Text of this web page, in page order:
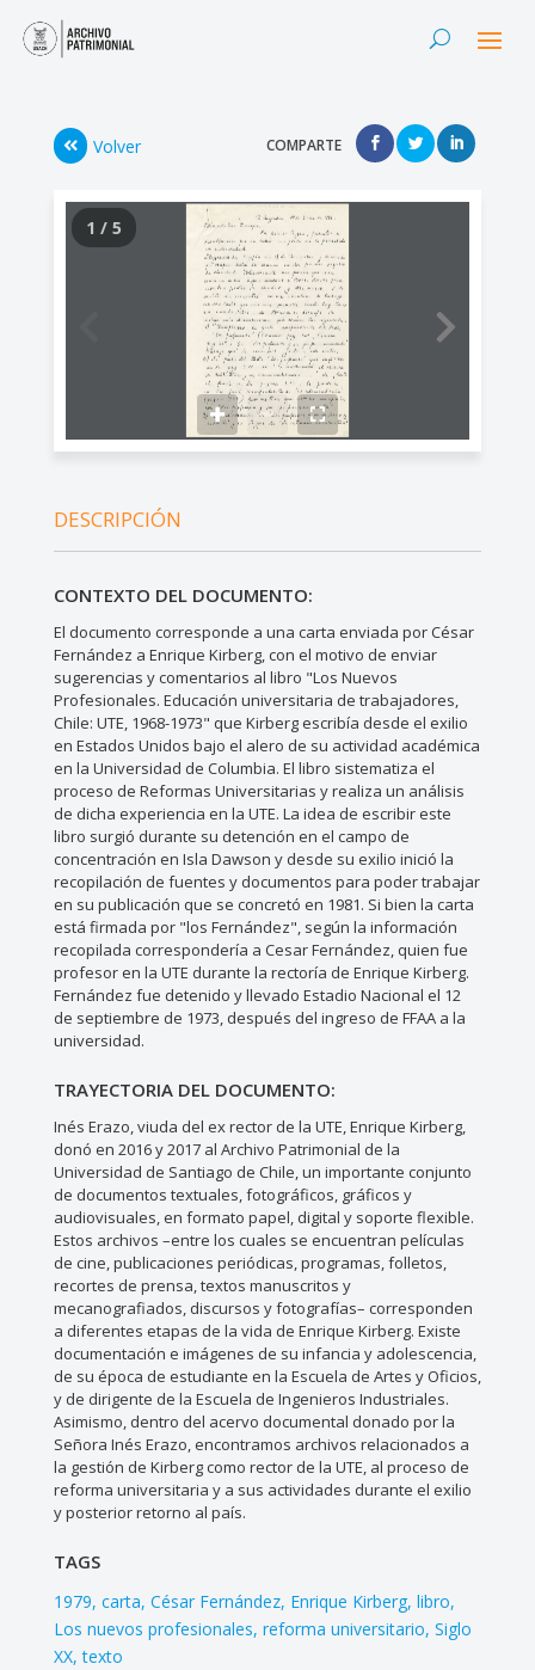
Volver COMPARTE
1 / 5
DESCRIPCIÓN
CONTEXTO DEL DOCUMENTO:
El documento corresponde a una carta enviada por César
Fernández a Enrique Kirberg, con el motivo de enviar
sugerencias y comentarios al libro "Los Nuevos
Profesionales. Educación universitaria de trabajadores,
Chile: UTE, 1968-1973" que Kirberg escribía desde el exilio
en Estados Unidos bajo el alero de su actividad académica
en la Universidad de Columbia. El libro sistematiza el
proceso de Reformas Universitarias y realiza un análisis
de dicha experiencia en la UTE. La idea de escribir este
libro surgió durante su detención en el campo de
concentración en Isla Dawson y desde su exilio inició la
recopilación de fuentes y documentos para poder trabajar
en su publicación que se concretó en 1981. Si bien la carta
está firmada por "los Fernández", según la información
recopilada correspondería a Cesar Fernández, quien fue
profesor en la UTE durante la rectoría de Enrique Kirberg.
Fernández fue detenido y llevado Estadio Nacional el 12
de septiembre de 1973, después del ingreso de FFAA a la
universidad.
TRAYECTORIA DEL DOCUMENTO:
Inés Erazo, viuda del ex rector de la UTE, Enrique Kirberg,
donó en 2016 y 2017 al Archivo Patrimonial de la
Universidad de Santiago de Chile, un importante conjunto
de documentos textuales, fotográficos, gráficos y
audiovisuales, en formato papel, digital y soporte flexible.
Estos archivos –entre los cuales se encuentran películas
de cine, publicaciones periódicas, programas, folletos,
recortes de prensa, textos manuscritos y
mecanografiados, discursos y fotografías– corresponden
a diferentes etapas de la vida de Enrique Kirberg. Existe
documentación e imágenes de su infancia y adolescencia,
de su época de estudiante en la Escuela de Artes y Oficios,
y de dirigente de la Escuela de Ingenieros Industriales.
Asimismo, dentro del acervo documental donado por la
Señora Inés Erazo, encontramos archivos relacionados a
la gestión de Kirberg como rector de la UTE, al proceso de
reforma universitaria y a sus actividades durante el exilio
y posterior retorno al país.
TAGS
1979 carta César Fernández Enrique Kirberg libro
Los nuevos profesionales reforma universitario Siglo
XX texto